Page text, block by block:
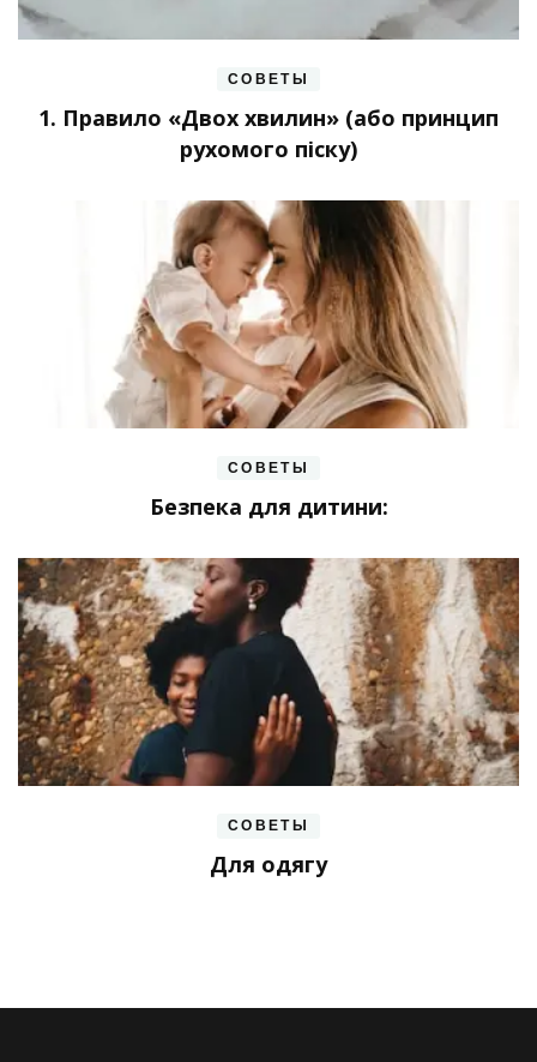
СОВЕТЫ
1. Правило «Двох хвилин» (або принцип
рухомого піску)
СОВЕТЫ
Безпека для дитини:
СОВЕТЫ
Для одягу